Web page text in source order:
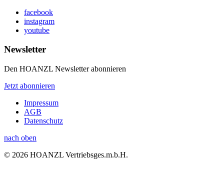
facebook
instagram
youtube
Newsletter
Den HOANZL Newsletter abonnieren
Jetzt abonnieren
Impressum
AGB
Datenschutz
nach oben
© 2026 HOANZL Vertriebsges.m.b.H.